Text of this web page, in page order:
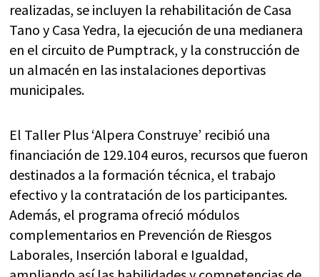
realizadas, se incluyen la rehabilitación de Casa
Tano y Casa Yedra, la ejecución de una medianera
en el circuito de Pumptrack, y la construcción de
un almacén en las instalaciones deportivas
municipales.
El Taller Plus ‘Alpera Construye’ recibió una
financiación de 129.104 euros, recursos que fueron
destinados a la formación técnica, el trabajo
efectivo y la contratación de los participantes.
Además, el programa ofreció módulos
complementarios en Prevención de Riesgos
Laborales, Inserción laboral e Igualdad,